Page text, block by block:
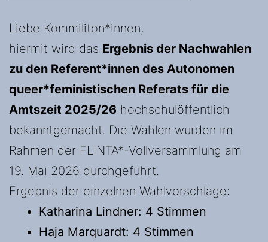
Liebe Kommiliton*innen,
hiermit wird das Ergebnis der Nachwahlen
zu den Referent*innen des Autonomen
queer*feministischen Referats für die
Amtszeit 2025/26 hochschulöffentlich
bekanntgemacht. Die Wahlen wurden im
Rahmen der FLINTA*-Vollversammlung am
19. Mai 2026 durchgeführt.
Ergebnis der einzelnen Wahlvorschläge:
Katharina Lindner: 4 Stimmen
Haja Marquardt: 4 Stimmen